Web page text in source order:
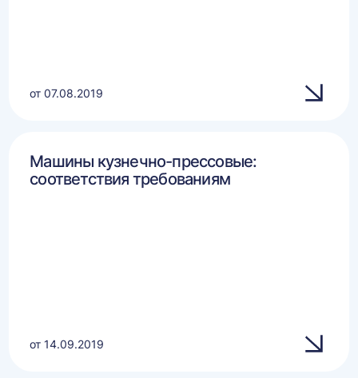
от 07.08.2019
Машины кузнечно-прессовые:
соответствия требованиям
от 14.09.2019